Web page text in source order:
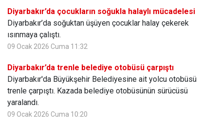
Diyarbakır’da çocukların soğukla halaylı mücadelesi
Diyarbakır’da soğuktan üşüyen çocuklar halay çekerek
ısınmaya çalıştı.
09 Ocak 2026 Cuma 11:32
Diyarbakır’da trenle belediye otobüsü çarpıştı
Diyarbakır'da Büyükşehir Belediyesine ait yolcu otobüsü
trenle çarpıştı. Kazada belediye otobüsünün sürücüsü
yaralandı.
09 Ocak 2026 Cuma 10:20